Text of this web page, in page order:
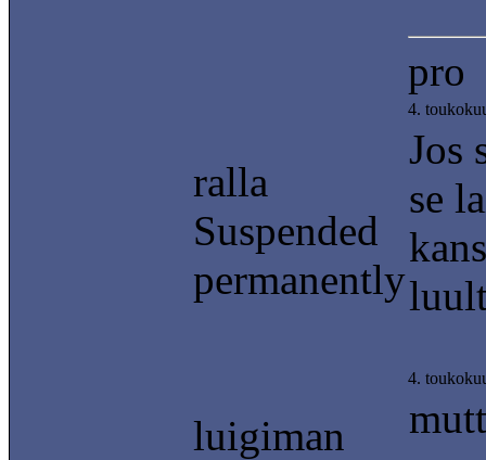
pro
ralla
Suspended
permanently
4.
Jos
se
luigiman
4.